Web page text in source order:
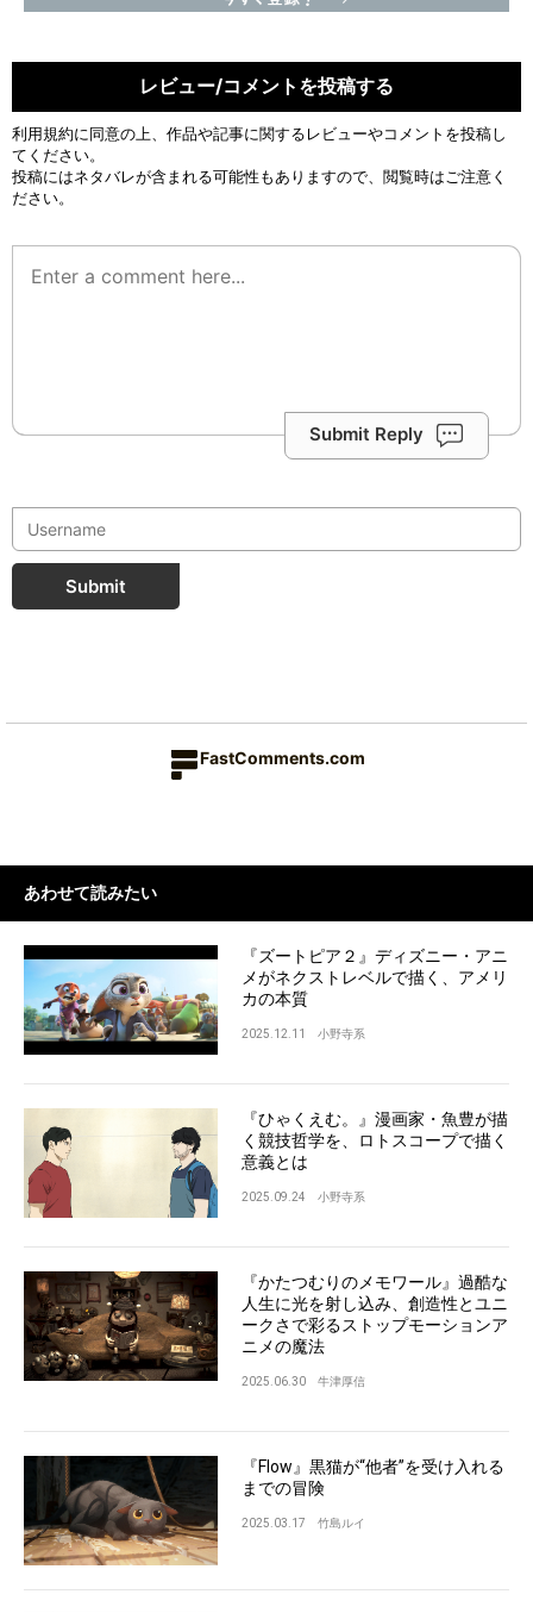
レビュー/コメントを投稿する
利用規約に同意の上、作品や記事に関するレビューやコメントを投稿し
てください。
投稿にはネタバレが含まれる可能性もありますので、閲覧時はご注意く
ださい。
Submit Reply
Submit
FastComments.com
あわせて読みたい
『ズートピア２』ディズニー・アニ
メがネクストレベルで描く、アメリ
カの本質
2025.12.11 小野寺系
『ひゃくえむ。』漫画家・魚豊が描
く競技哲学を、ロトスコープで描く
意義とは
2025.09.24 小野寺系
『かたつむりのメモワール』過酷な
人生に光を射し込み、創造性とユニ
ークさで彩るストップモーションア
ニメの魔法
2025.06.30 牛津厚信
『Flow』黒猫が“他者”を受け入れる
までの冒険
2025.03.17 竹島ルイ